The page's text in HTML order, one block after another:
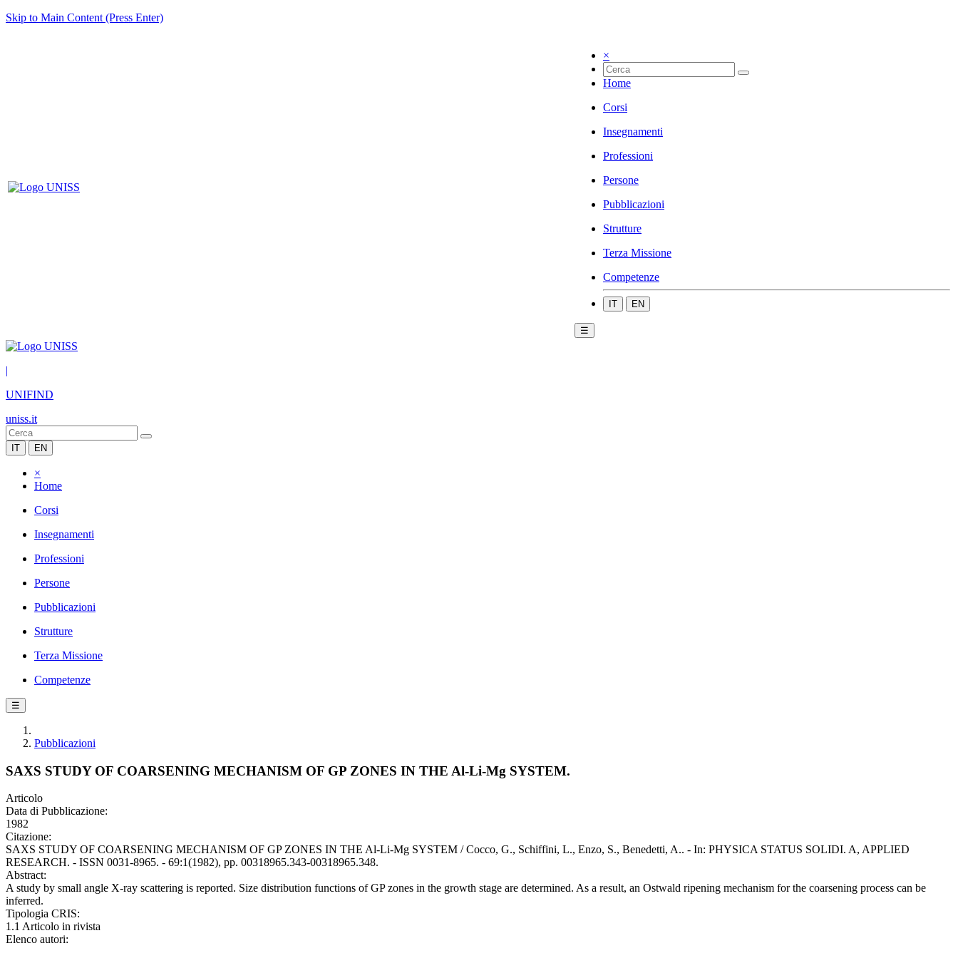
Skip to Main Content (Press Enter)
×
Home
Corsi
Insegnamenti
Professioni
Persone
Pubblicazioni
Strutture
Terza Missione
Competenze
IT EN
☰
|
UNIFIND
uniss.it
IT EN
×
Home
Corsi
Insegnamenti
Professioni
Persone
Pubblicazioni
Strutture
Terza Missione
Competenze
☰
Pubblicazioni
SAXS STUDY OF COARSENING MECHANISM OF GP ZONES IN THE Al-Li-Mg SYSTEM.
Articolo
Data di Pubblicazione:
1982
Citazione:
SAXS STUDY OF COARSENING MECHANISM OF GP ZONES IN THE Al-Li-Mg SYSTEM / Cocco, G., Schiffini, L., Enzo, S., Benedetti, A.. - In: PHYSICA STATUS SOLIDI. A, APPLIED
RESEARCH. - ISSN 0031-8965. - 69:1(1982), pp. 00318965.343-00318965.348.
Abstract:
A study by small angle X-ray scattering is reported. Size distribution functions of GP zones in the growth stage are determined. As a result, an Ostwald ripening mechanism for the coarsening process can be
inferred.
Tipologia CRIS:
1.1 Articolo in rivista
Elenco autori: